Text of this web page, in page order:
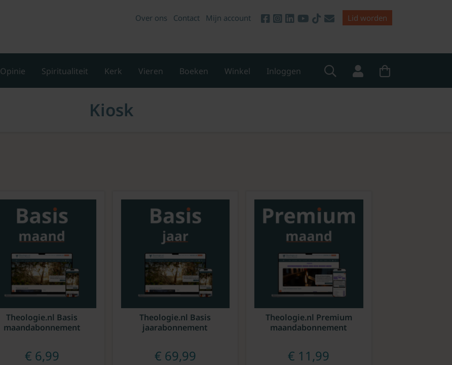
Over ons Contact Mijn account Lid worden
Opinie Spiritualiteit Kerk Vieren Boeken Winkel Inloggen
Kiosk
Theologie.nl Basis
maandabonnement
€ 6,99
Theologie.nl Basis
jaarabonnement
€ 69,99
Theologie.nl Premium
maandabonnement
€ 11,99